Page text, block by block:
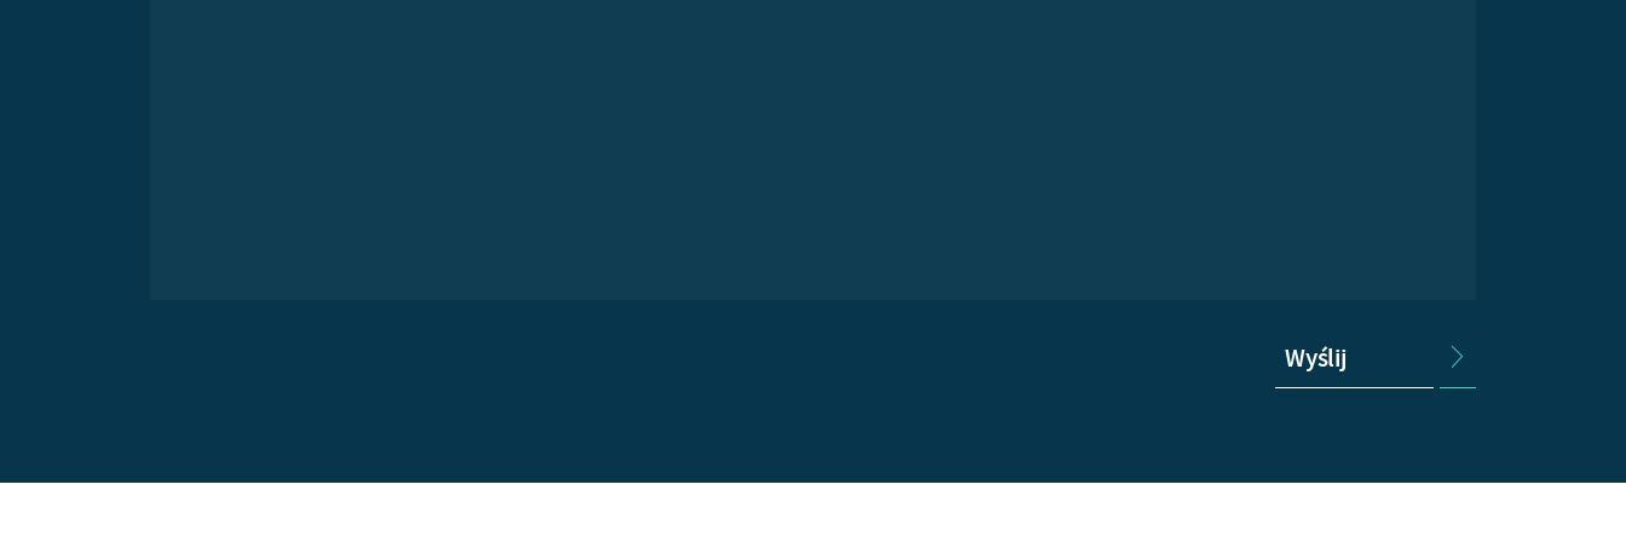
Wyślij